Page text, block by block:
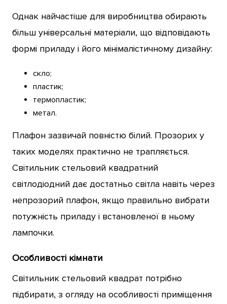
Однак найчастіше для виробництва обирають
більш універсальні матеріали, що відповідають
формі приладу і його мінімалістичному дизайну:
скло;
пластик;
термопластик;
метал.
Плафон зазвичай повністю білий. Прозорих у
таких моделях практично не трапляється.
Світильник стельовий квадратний
світлодіодний дає достатньо світла навіть через
непрозорий плафон, якщо правильно вибрати
потужність приладу і встановленої в ньому
лампочки.
Особливості кімнати
Світильник стельовий квадрат потрібно
підбирати, з огляду на особливості приміщення